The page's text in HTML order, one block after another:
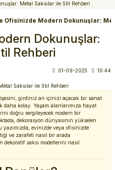
Ofisinizde Modern Dokunuşlar:
Dokunuşlar:
Rehberi
01-09-2025 10:44
girdiniz an içinizi açacak bir sanat
daha kolay. Yaşam alanlarımıza hayat
doğru sergileyecek modern bir
dekorasyon dünyasının yükselen
yazımızda, evinizde veya ofisinizde
ve zarafeti nasıl bir arada
saksı modellerini nasıl